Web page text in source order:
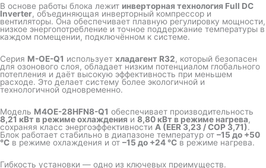
В основе работы блока лежит инверторная технология Full DC
Inverter, объединяющая инверторный компрессор и
вентиляторы. Она обеспечивает плавную регулировку мощности,
низкое энергопотребление и точное поддержание температуры в
каждом помещении, подключённом к системе.
Серия M-OE-Q1 использует хладагент R32, который безопасен
для озонового слоя, обладает низким потенциалом глобального
потепления и даёт высокую эффективность при меньшем
расходе. Это делает систему более экологичной и
технологичной одновременно.
Модель M4OE-28HFN8-Q1 обеспечивает производительность
8,21 кВт в режиме охлаждения и 8,80 кВт в режиме нагрева,
сохраняя класс энергоэффективности A (EER 3,23 / COP 3,71).
Блок работает стабильно в диапазоне температур от –15 до +50
°C в режиме охлаждения и от –15 до +24 °C в режиме нагрева.
Гибкость установки — одно из ключевых преимуществ.